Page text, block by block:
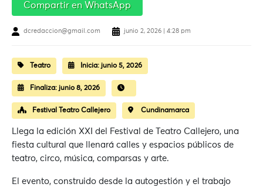
Compartir en WhatsApp
dcredaccion@gmail.com junio 2, 2026 | 4:28 pm
Teatro Inicia: junio 5, 2026
Finaliza: junio 8, 2026
Festival Teatro Callejero Cundinamarca
Llega la edición XXI del Festival de Teatro Callejero, una
fiesta cultural que llenará calles y espacios públicos de
teatro, circo, música, comparsas y arte.
El evento, construido desde la autogestión y el trabajo